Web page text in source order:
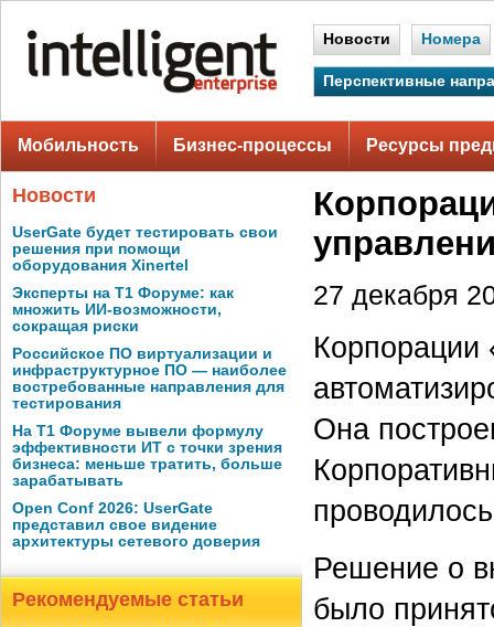
Новости Номера
Перспективные
Мобильность Бизнес-процессы Ресурсы
Новости
UserGate будет тестировать свои
решения при помощи
оборудования Xinertel
Эксперты на Т1 Форуме: как
множить ИИ-возможности,
сокращая риски
Российское ПО виртуализации и
инфраструктурное ПО — наиболее
востребованные направления для
тестирования
На Т1 Форуме вывели формулу
эффективности ИТ с точки зрения
бизнеса: меньше тратить, больше
зарабатывать
Open Conf 2026: UserGate
представил свое видение
архитектуры сетевого доверия
Рекомендуемые статьи
27 декабря
Корпорации
Она
Решение о
было